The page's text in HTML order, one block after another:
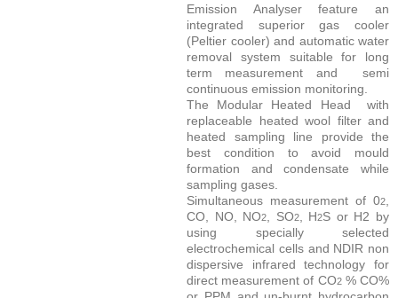
Emission Analyser feature an
integrated superior gas cooler
(Peltier cooler) and automatic water
removal system suitable for long
term measurement and semi
continuous emission monitoring.
The Modular Heated Head with
replaceable heated wool filter and
heated sampling line provide the
best condition to avoid mould
formation and condensate while
sampling gases.
Simultaneous measurement of 02
CO, NO, NO2 , SO2, H2S or H2 by
using specially selected
electrochemical cells and NDIR non
dispersive infrared technology for
direct measurement of CO2% CO%